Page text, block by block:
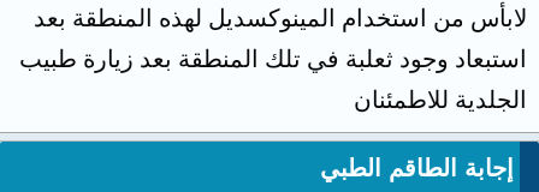
لابأس من استخدام المينوكسديل لهذه المنطقة بعد
استبعاد وجود ثعلبة في تلك المنطقة بعد زيارة طبيب
الجلدية للاطمئنان
إجابة الطاقم الطبي